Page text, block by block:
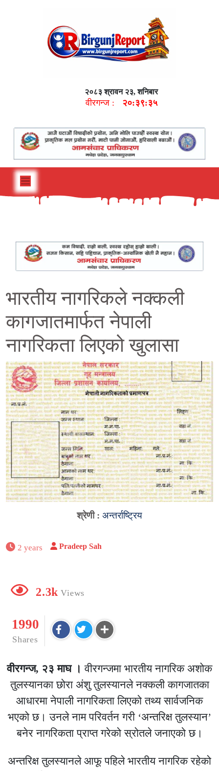
२०८३ श्रावन २३, शनिबार
वीरगन्ज : २०:३९:३६
भारतीय नागरिकले नक्कली
कागजातमार्फत नेपाली
नागरिकता लिएको खुलासा
श्रेणी : अन्तर्राष्ट्रिय
2 years Pradeep Sah
2.3k Views
1990
Shares
वीरगन्ज, २३ माघ । वीरगन्जमा भारतीय नागरिक अशोक
तुलस्यानका छोरा अंशु तुलस्यानले नक्कली कागजातका
आधारमा नेपाली नागरिकता लिएको तथ्य सार्वजनिक
भएको छ। उनले नाम परिवर्तन गरी ‘अन्तरिक्ष तुलस्यान’
बनेर नागरिकता प्राप्त गरेको स्रोतले जनाएको छ।
अन्तरिक्ष तुलस्यानले आफू पहिले भारतीय नागरिक रहेको